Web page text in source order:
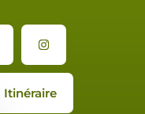
Itinéraire